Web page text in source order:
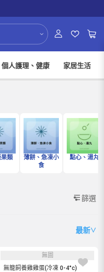
個人護理、健康 家居生活
類
薄餅、急凍小
食
點心、湯丸
篩選
最新∨
無圖
無籠飼養雞雞蛋(冷凍 0-4°c)